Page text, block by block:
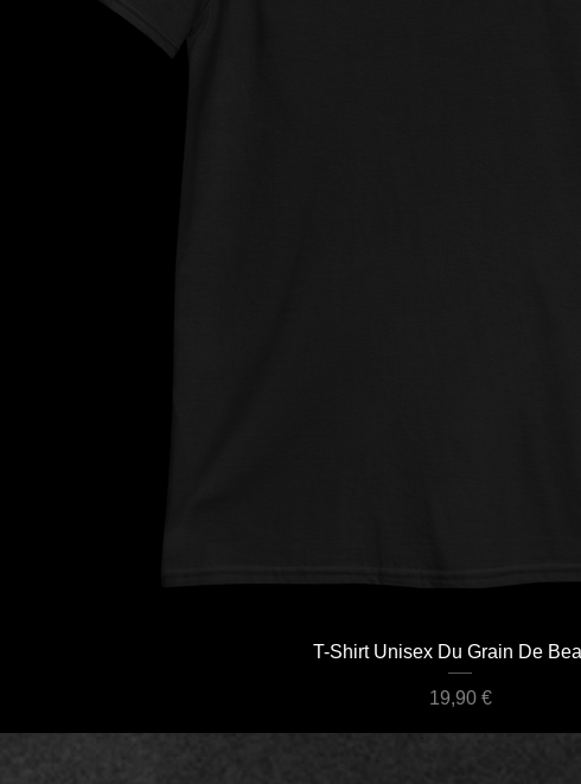
Aperçu rapide
T-Shirt Unisex Du Grain De
Prix
19,90 €